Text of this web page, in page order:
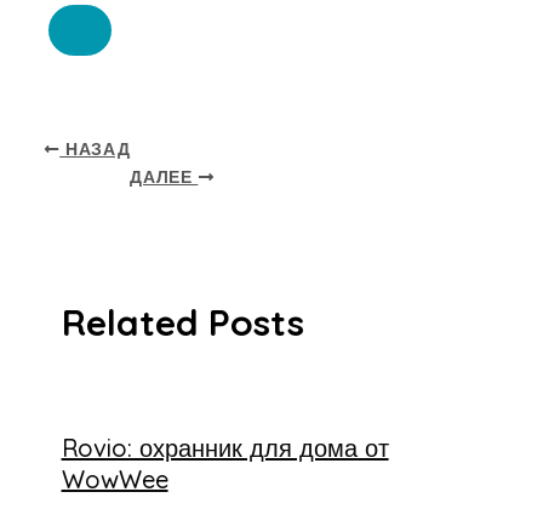
НАЗАД
ДАЛЕЕ
Related Posts
Rovio: охранник для дома от
WowWee